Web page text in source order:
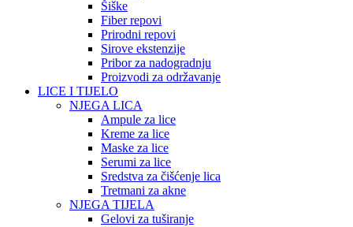
Šiške
Fiber repovi
Prirodni repovi
Sirove ekstenzije
Pribor za nadogradnju
Proizvodi za održavanje
LICE I TIJELO
NJEGA LICA
Ampule za lice
Kreme za lice
Maske za lice
Serumi za lice
Sredstva za čišćenje lica
Tretmani za akne
NJEGA TIJELA
Gelovi za tuširanje